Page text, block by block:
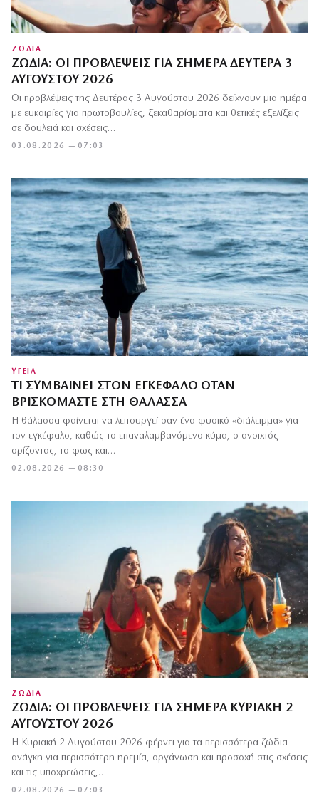
ΖΩΔΙΑ
ΖΏΔΙΑ: ΟΙ ΠΡΟΒΛΈΨΕΙΣ ΓΙΑ ΣΉΜΕΡΑ ΔΕΥΤΈΡΑ 3
ΑΥΓΟΎΣΤΟΥ 2026
03.08.2026 — 07:03
Οι προβλέψεις της Δευτέρας 3 Αυγούστου 2026 δείχνουν μια ημέρα
με ευκαιρίες για πρωτοβουλίες, ξεκαθαρίσματα και θετικές εξελίξεις
σε δουλειά και σχέσεις…
ΥΓΕΙΑ
ΤΙ ΣΥΜΒΑΊΝΕΙ ΣΤΟΝ ΕΓΚΈΦΑΛΟ ΌΤΑΝ
ΒΡΙΣΚΌΜΑΣΤΕ ΣΤΗ ΘΆΛΑΣΣΑ
02.08.2026 — 08:30
Η θάλασσα φαίνεται να λειτουργεί σαν ένα φυσικό «διάλειμμα» για
τον εγκέφαλο, καθώς το επαναλαμβανόμενο κύμα, ο ανοιχτός
ορίζοντας, το φως και…
ΖΩΔΙΑ
ΖΏΔΙΑ: ΟΙ ΠΡΟΒΛΈΨΕΙΣ ΓΙΑ ΣΉΜΕΡΑ ΚΥΡΙΑΚΉ 2
ΑΥΓΟΎΣΤΟΥ 2026
02.08.2026 — 07:03
Η Κυριακή 2 Αυγούστου 2026 φέρνει για τα περισσότερα ζώδια
ανάγκη για περισσότερη ηρεμία, οργάνωση και προσοχή στις σχέσεις
και τις υποχρεώσεις,…